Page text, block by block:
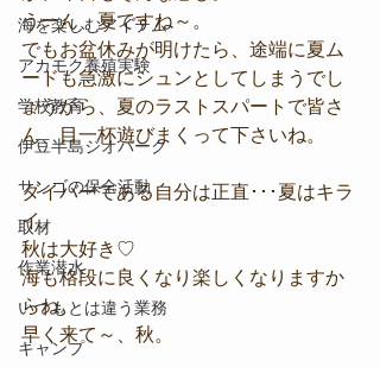
海を楽しむアイテム
アカモク養殖実験
学校教育
伊豆半島ジオパーク
サンゴの保全活動
取材
作業潜水
いつもとは違う業務
キャンプ
うーん、夏ですね～。
でもお盆休みが明けたら、途端に夏ム
ードも急激にシュンとしてしまうでし
ょうから、夏のラストスパートで皆さ
ん、目一杯遊びまくって下さいね。
ダイバーである自分は正直･･･夏はキラ
イ。
秋は大好き♡
海も格段に良くなり楽しくなりますか
らね。
早く来て～、秋。